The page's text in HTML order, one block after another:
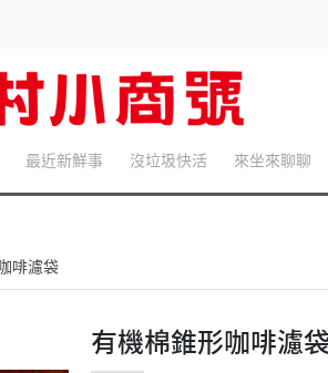
最近新鮮事 沒垃圾快活 來坐來聊聊
啡濾袋
有機棉錐形咖啡濾